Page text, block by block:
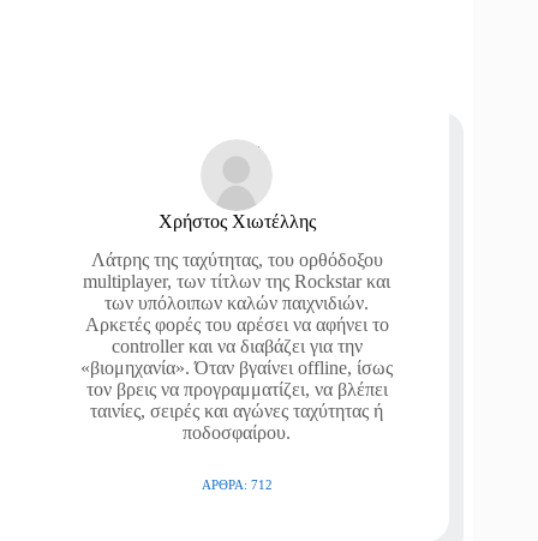
Χρήστος Χιωτέλλης
Λάτρης της ταχύτητας, του ορθόδοξου
multiplayer, των τίτλων της Rockstar και
των υπόλοιπων καλών παιχνιδιών.
Αρκετές φορές του αρέσει να αφήνει το
controller και να διαβάζει για την
«βιομηχανία». Όταν βγαίνει offline, ίσως
τον βρεις να προγραμματίζει, να βλέπει
ταινίες, σειρές και αγώνες ταχύτητας ή
ποδοσφαίρου.
ΆΡΘΡΑ: 712